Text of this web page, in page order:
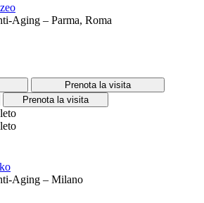
Aging – Parma, Roma
Prenota la visita
Prenota la visita
Aging – Milano